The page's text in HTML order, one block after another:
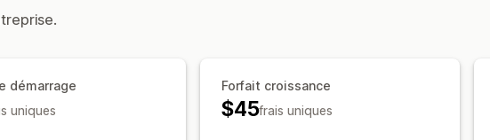
démarrage
uniques
Forfait croissance
$45frais uniques